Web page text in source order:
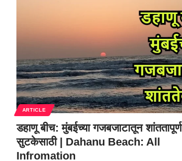
ARTICLE
डहाणू बीच: मुंबईच्या गजबजाटातून शांततापूर्ण
सुटकेसाठी | Dahanu Beach: All
Infromation